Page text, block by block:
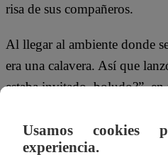
risa de sus compañeros.
Al llegar al ambiente donde
era una calavera. Así que
estaba invitado, boludo?”,
Posterior a eso, el equipo
Usamos cookies
experiencia.